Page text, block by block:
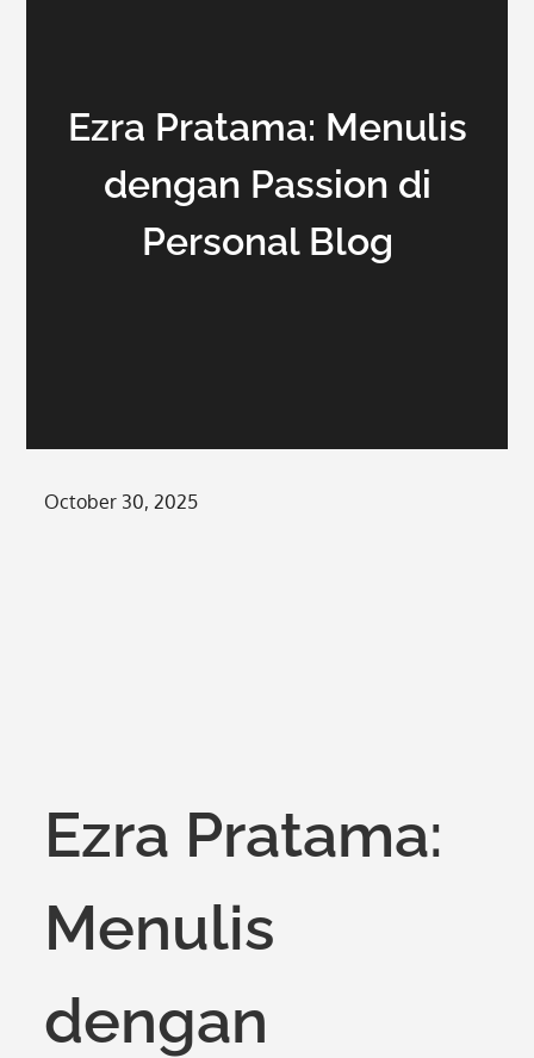
Ezra Pratama: Menulis
dengan Passion di
Personal Blog
Posted
October 30, 2025
Ezra Pratama:
Menulis
dengan